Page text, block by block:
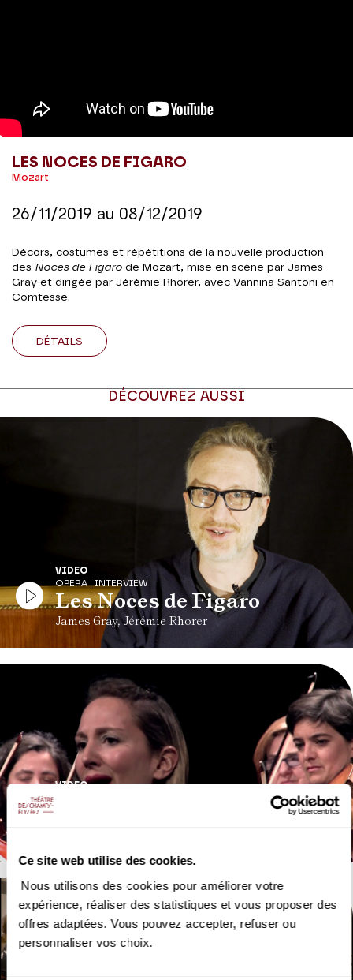
Ce site web utilise des cookies.
Nous utilisons des cookies pour améliorer votre
expérience, réaliser des statistiques et vous proposer des
offres adaptées. Vous pouvez accepter, refuser ou
personnaliser vos choix.
LES NOCES DE FIGARO
Mozart
26/11/2019 au 08/12/2019
Décors, costumes et répétitions de la nouvelle production
des Noces de Figaro de Mozart, mise en scène par James
Gray et dirigée par Jérémie Rhorer, avec Vannina Santoni en
Comtesse.
DÉTAILS
DÉCOUVREZ AUSSI
VIDEO
OPERA | INTERVIEW
Les Noces de Figaro
James Gray, Jérémie Rhorer
VIDEO